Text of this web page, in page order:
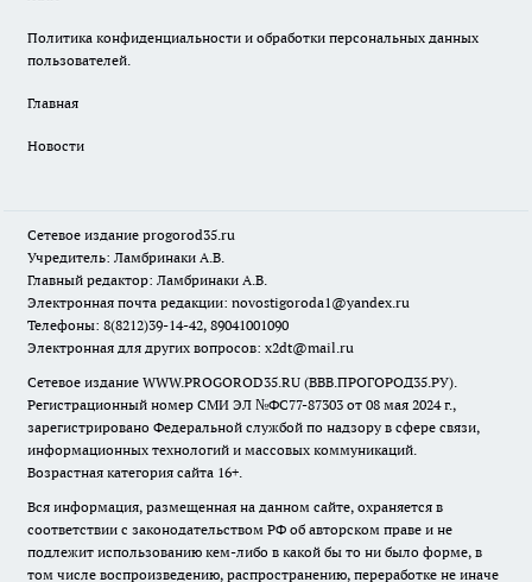
Политика конфиденциальности и обработки персональных данных
пользователей.
Главная
Новости
Сетевое издание progorod35.ru
Учредитель: Ламбринаки А.В.
Главный редактор: Ламбринаки А.В.
Электронная почта редакции: novostigoroda1@yandex.ru
Телефоны: 8(8212)39-14-42, 89041001090
Электронная для других вопросов: x2dt@mail.ru
Сетевое издание WWW.PROGOROD35.RU (ВВВ.ПРОГОРОД35.РУ).
Регистрационный номер СМИ ЭЛ №ФС77-87303 от 08 мая 2024 г.,
зарегистрировано Федеральной службой по надзору в сфере связи,
информационных технологий и массовых коммуникаций.
Возрастная категория сайта 16+.
Вся информация, размещенная на данном сайте, охраняется в
соответствии с законодательством РФ об авторском праве и не
подлежит использованию кем-либо в какой бы то ни было форме, в
том числе воспроизведению, распространению, переработке не иначе